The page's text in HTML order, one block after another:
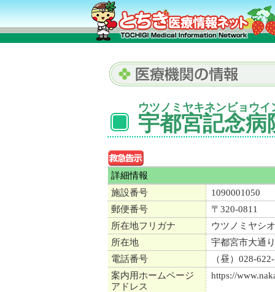
ウツノミヤキネンビョウイ
宇都宮記念病
詳細情報
施設番号
1090001050
郵便番号
〒320-0811
所在地フリガナ
ウツノミヤシ
所在地
宇都宮市大通
電話番号
（昼）028-
案内用ホームページ
アドレス
https://